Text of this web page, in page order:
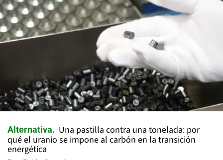
Alternativa
Una pastilla contra una tonelada: por
qué el uranio se impone al carbón en la transición
energética